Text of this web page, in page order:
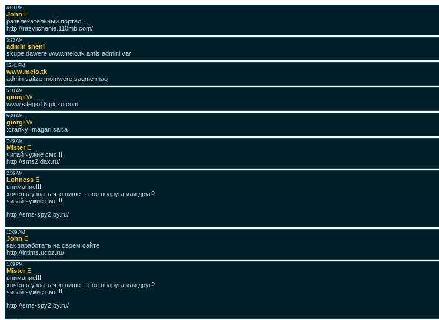
4:03 PM
John E
развлекательный портал!
http://razvlichenie.110mb.com/
3:33 AM
admin sheni
skupe dawere www.melo.tk amis admini var
12:41 PM
www.melo.tk
admin saitze momwere saqme maq
5:50 AM
giorgi W
www.sitegio16.piczo.com
5:49 AM
giorgi W
:cranky: magari saitia
7:49 AM
Mister E
читай чужие смс!!!
http://sms2.dax.ru/
2:56 AM
Lohness E
внимание!!!
хочешь узнать что пишет твоя подруга или друг?
читай чужие смс!!!
http://sms-spy2.by.ru/
10:09 AM
John E
как заработать на своем сайте
http://intims.ucoz.ru/
1:09 PM
Mister E
внимание!!!
хочешь узнать что пишет твоя подруга или друг?
читай чужие смс!!!
http://sms-spy2.by.ru/